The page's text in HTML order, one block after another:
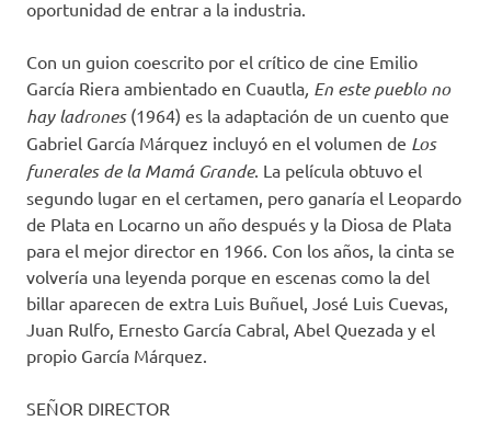
oportunidad de entrar a la industria.
Con un guion coescrito por el crítico de cine Emilio
García Riera ambientado en Cuautla, En este pueblo no
hay ladrones(1964) es la adaptación de un cuento que
Gabriel García Márquez incluyó en el volumen de Los
funerales de la Mamá Grande. La película obtuvo el
segundo lugar en el certamen, pero ganaría el Leopardo
de Plata en Locarno un año después y la Diosa de Plata
para el mejor director en 1966. Con los años, la cinta se
volvería una leyenda porque en escenas como la del
billar aparecen de extra Luis Buñuel, José Luis Cuevas,
Juan Rulfo, Ernesto García Cabral, Abel Quezada y el
propio García Márquez.
SEÑOR DIRECTOR